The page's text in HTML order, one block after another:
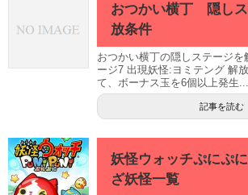
おつかい横丁 隠し
放条件
おつかい横丁の隠しステージ
ージ7 出現妖怪:ヨミテング 解
て、ボーナス玉を6個以上発生...
記事を読む
妖怪ウォッチぷにぷ
ざ妖怪一覧